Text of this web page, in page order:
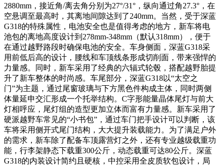
2880mm，接近角/离去角分别为27°/31°，纵向通过角27.3°，在
空悬调至最高时，其离地间隙达到了240mm。当然，受于深蓝
G318的特殊属性，电池安全也是值得考虑的地方，新车将电
池包的离地高度设计到278mm-348mm（默认318mm），便于
在通过越野路段时确保电池的安全。车身侧面，深蓝G318采
用前低后高的设计，腰线和车顶线条形成切削面，带来强悍的
力量感。同时，新车采用了经典的六辐式轮毂，搭配越野胎提
升了新车整体的时尚感。车尾部分，深蓝G318以“太空之
门”为主题，通过尾窗玻璃与下方黑色件构成主体，同时两侧
体量延申交汇形成一个托举结构。C字形能量晶体尾灯与前大
灯相呼应，尾灯组的造型更加立体而富有力量感。新车采用了
硬派越野车常见的“小书包”，通过车门把手设计可以判断，该
车将采用侧开式尾门结构，大大提升装载能力。为了满足户外
的需求，新车除了配备车顶露营灯之外，还有专业越级载重功
能，行李架静态下载重300公斤，动态载重可达80公斤。深蓝
G318的内装设计简约且硬核，中控采用全皮质软包设计，局